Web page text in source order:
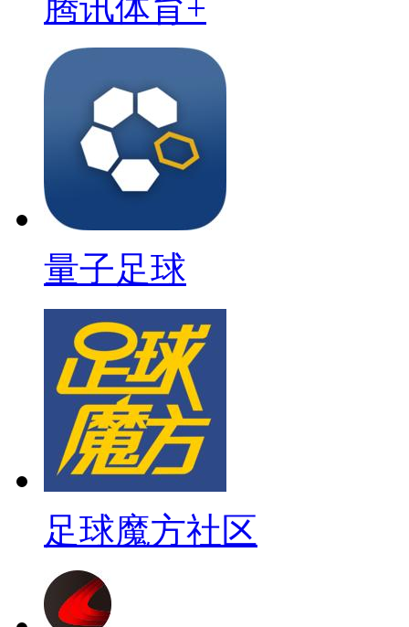
量子足球
足球魔方社区